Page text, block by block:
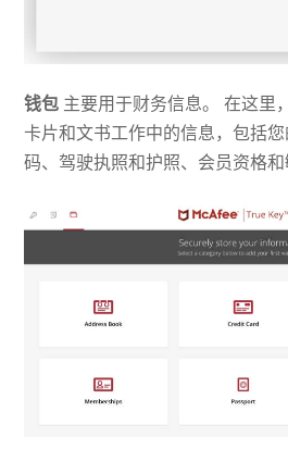
钱包 主要用于财务信息。 在这里
卡片和文书工作中的信息，包括
码、驾驶执照和护照、会员资格和